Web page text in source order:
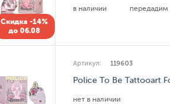
Скидка -14%
до 06.08
в наличии передадим
Артикул: 119603
Police To Be Tattooart
нет в наличии